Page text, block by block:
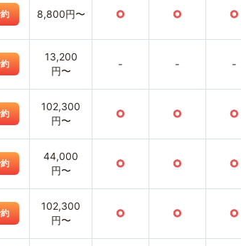
8,800円〜 ○ ○ ○
13,200
円〜
- - -
102,300
円〜
○ ○ ○
44,000
円〜
○ ○ ○
102,300
円〜
○ ○ ○